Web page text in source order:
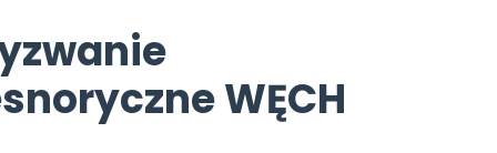
Nowości
Pomoc zwierzętom
Książka (dla) Przedszkolaka
TikTok
Zobacz nas na TikToku
WĘCH